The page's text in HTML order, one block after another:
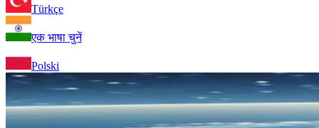
Türkçe
एक भाषा चुनें
Polski